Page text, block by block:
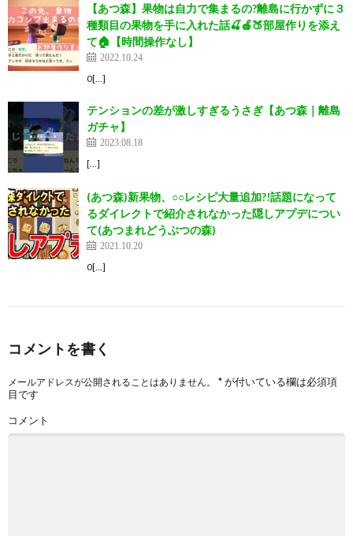
【あつ森】果物は自力で集まるの?離島に行かずに３
種類目の果物を手に入れた話🍒🍎🍑部屋作りを添え
て🏠【時間操作なし】
2022.10.24
0[…]
テンションの差が激しすぎるうさぎ【あつ森｜離島
ガチャ】
2023.08.18
[…]
(あつ森)新果物、○○レシピ大量追加?!話題になって
るダイレクトで紹介されなかった隠しアプデについ
て(あつまれどうぶつの森)
2021.10.20
0[…]
コメントを書く
メールアドレスが公開されることはありません。 *が付いている欄は必須項
目です
コメント